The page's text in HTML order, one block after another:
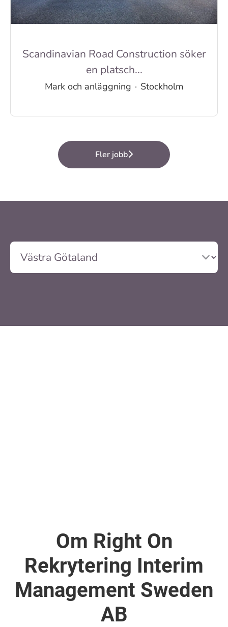
Scandinavian Road Construction söker
en platsch...
Mark och anläggning · Stockholm
Fler jobb
Om Right On
Rekrytering Interim
Management Sweden
AB